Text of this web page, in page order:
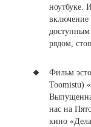
ноутбуке.
включение
доступным
рядом,
Фильм
Toomistu)
нас на
кино